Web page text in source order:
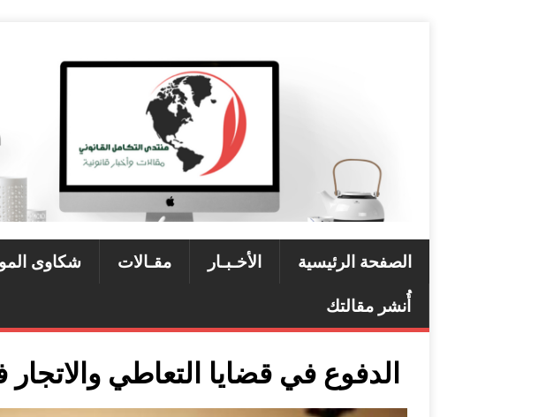
الصفحة الرئيسية الأخـبـار مقـالات شكاوى
أُنشر مقالتك
الدفوع في قضايا التعاطي